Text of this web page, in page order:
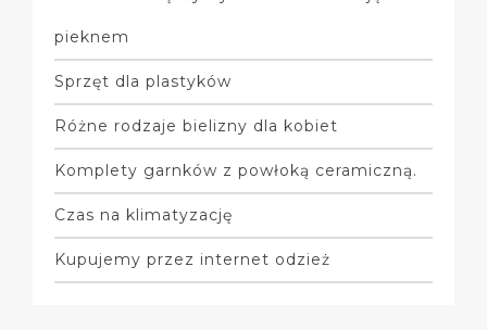
pieknem
Sprzęt dla plastyków
Różne rodzaje bielizny dla kobiet
Komplety garnków z powłoką ceramiczną.
Czas na klimatyzację
Kupujemy przez internet odzież